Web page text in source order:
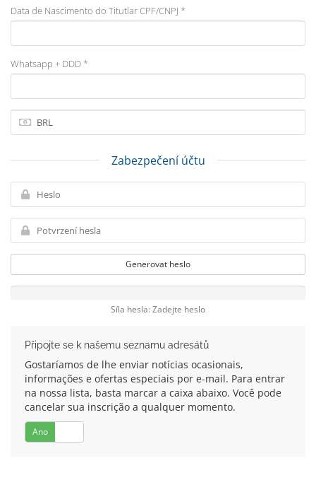
Data de Nascimento do Titutlar CPF/CNPJ *
Whatsapp + DDD *
Zabezpečení účtu
Generovat heslo
Síla hesla: Zadejte heslo
Připojte se k našemu seznamu adresátů
Gostaríamos de lhe enviar notícias ocasionais,
informações e ofertas especiais por e-mail. Para entrar
na nossa lista, basta marcar a caixa abaixo. Você pode
cancelar sua inscrição a qualquer momento.
Ano